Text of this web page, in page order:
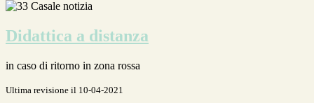
Didattica a distanza
in caso di ritorno in zona rossa
Ultima revisione il 10-04-2021